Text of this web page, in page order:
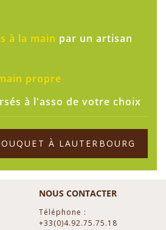
à la main par un artisan
propre
à l'asso de votre choix
À LAUTERBOURG
NOUS CONTACTER
Téléphone :
+33(0)4.92.75.75.18